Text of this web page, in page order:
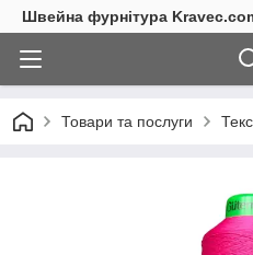
Швейна фурнітура
Товари та послуги